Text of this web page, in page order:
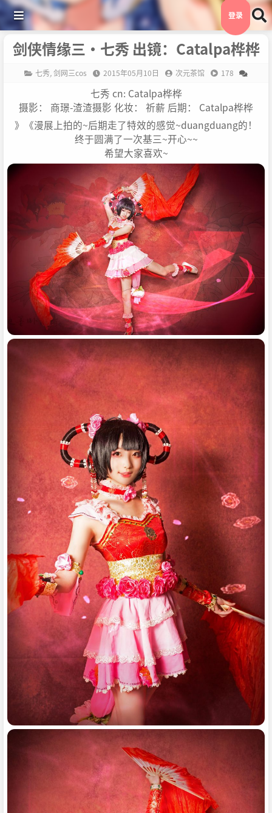
登录
剑侠情缘三·七秀 出镜：Catalpa桦桦
七秀,剑网三cos 2015年05月10日 次元茶馆 178
七秀 cn: Catalpa桦桦
摄影： 商璟-渣渣摄影 化妆： 祈薪 后期： Catalpa桦桦
》《漫展上拍的~后期走了特效的感觉~duangduang的！
终于圆满了一次基三~开心~~
希望大家喜欢~